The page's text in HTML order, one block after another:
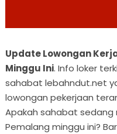
Update Lowongan
Minggu Ini. Info loker
sahabat lebahndut.net
lowongan pekerjaan
Apakah sahabat sedang
Pemalang minggu ini?